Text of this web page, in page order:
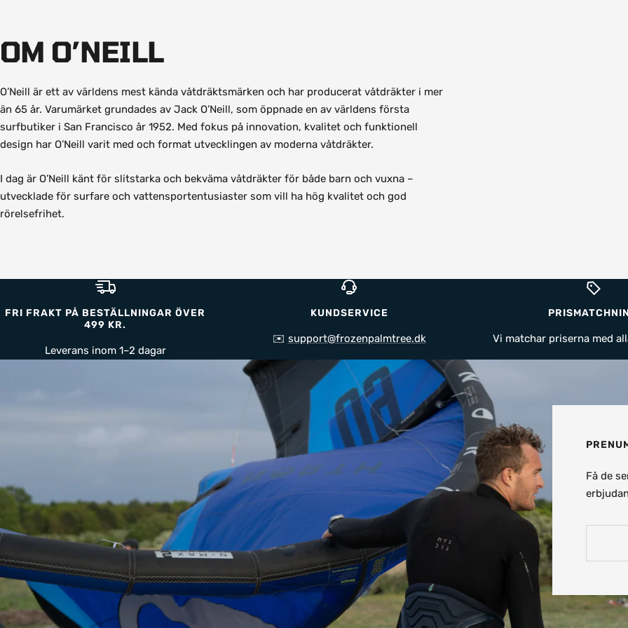
OM O’NEILL
O’Neill är ett av världens mest kända våtdräktsmärken och har producerat våtdräkter i mer
än 65 år. Varumärket grundades av Jack O’Neill, som öppnade en av världens första
surfbutiker i San Francisco år 1952. Med fokus på innovation, kvalitet och funktionell
design har O’Neill varit med och format utvecklingen av moderna våtdräkter.
I dag är O’Neill känt för slitstarka och bekväma våtdräkter för både barn och vuxna –
utvecklade för surfare och vattensportentusiaster som vill ha hög kvalitet och god
rörelsefrihet.
FRI FRAKT PÅ BESTÄLLNINGAR ÖVER
499 KR.
Leverans inom 1–2 dagar
KUNDSERVICE
✉️ support@frozenpalmtree.dk Vi matchar priserna med
Få de